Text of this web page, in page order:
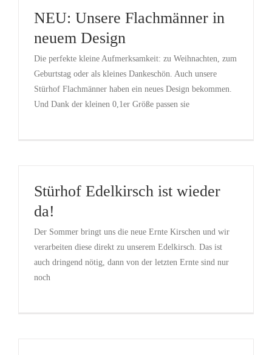
NEU: Unsere Flachmänner in
neuem Design
Die perfekte kleine Aufmerksamkeit: zu Weihnachten, zum
Geburtstag oder als kleines Dankeschön. Auch unsere
Stürhof Flachmänner haben ein neues Design bekommen.
Und Dank der kleinen 0,1er Größe passen sie
Stürhof Edelkirsch ist wieder
da!
Der Sommer bringt uns die neue Ernte Kirschen und wir
verarbeiten diese direkt zu unserem Edelkirsch. Das ist
auch dringend nötig, dann von der letzten Ernte sind nur
noch